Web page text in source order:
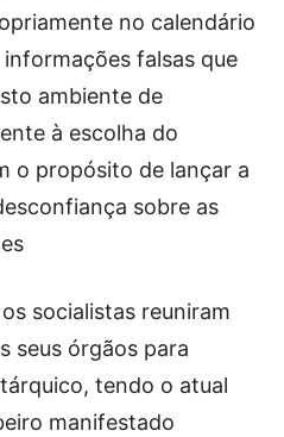
no calendário
falsas que
ambiente de
à escolha do
o propósito de lançar a
sobre as
socialistas reuniram
seus órgãos para
tendo o atual
manifestado